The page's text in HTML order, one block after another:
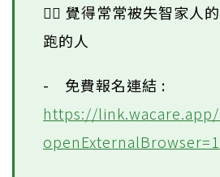
🙋‍♀️ 覺得常常被失智家人
跑的人
- 免費報名連結 :
https://
openExternalBrowser=1